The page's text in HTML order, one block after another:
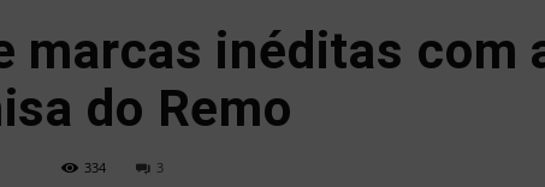
marcas inéditas com
do Remo
334 3